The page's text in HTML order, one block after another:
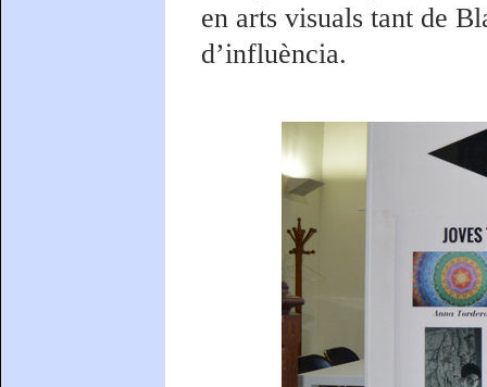
en arts visuals tant de
d’influència.